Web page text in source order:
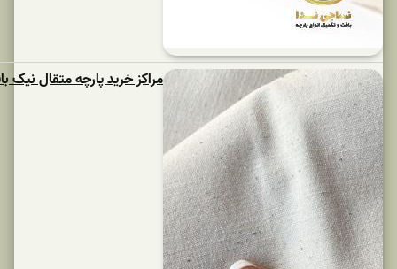
مراکز خرید پارچه متقال نیک بافت یزد